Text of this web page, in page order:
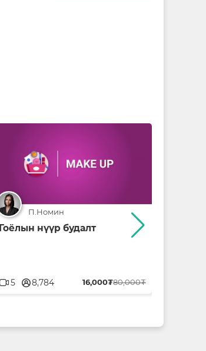
П.Номин
Гоёлын нүүр будалт
16,000₮80,000₮
5 userblank8,784